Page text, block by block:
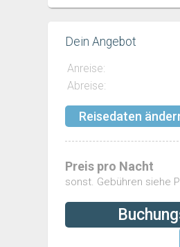
Dein Angebot
Anreise:
Abreise:
Reisedaten
Preis pro Nacht
sonst. Gebühren siehe